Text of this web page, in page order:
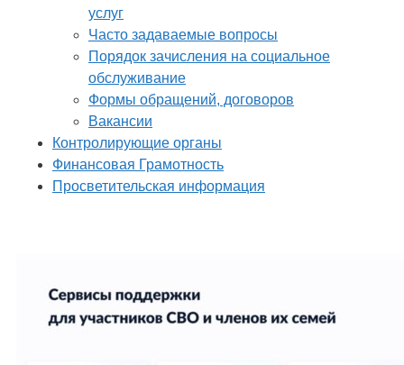
услуг
Часто задаваемые вопросы
Порядок зачисления на социальное
обслуживание
Формы обращений, договоров
Вакансии
Контролирующие органы
Финансовая Грамотность
Просветительская информация